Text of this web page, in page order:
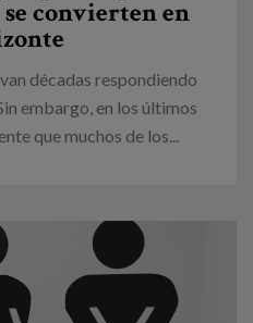
convierten en
décadas respondiendo
embargo, en los últimos
que muchos de los...